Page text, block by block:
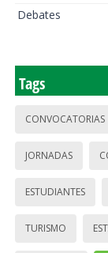
Debates
Tags
CONVOCATORIAS
JORNADAS
ESTUDIANTES
TURISMO